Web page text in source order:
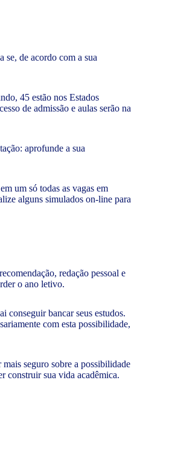
se, de acordo com a sua
45 estão nos Estados
de admissão e aulas serão na
aprofunde a sua
um só todas as vagas em
alguns simulados on-line para
redação pessoal e
o ano letivo.
conseguir bancar seus estudos.
com esta possibilidade,
mais seguro sobre a possibilidade
construir sua vida acadêmica.